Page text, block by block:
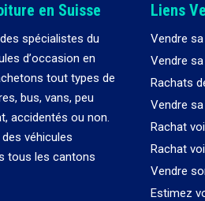
en Suisse
spécialistes du
d’occasion en
tout types de
bus, vans, peu
accidentés ou non.
véhicules
tous les cantons
Liens
Vendre
Vendre
Rachats
Vendre
Rachat
Rachat
Vendre
Estimez